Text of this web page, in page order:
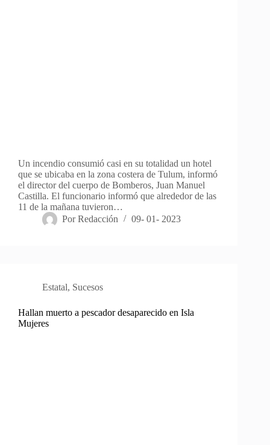
Un incendio consumió casi en su totalidad un hotel
que se ubicaba en la zona costera de Tulum, informó
el director del cuerpo de Bomberos, Juan Manuel
Castilla. El funcionario informó que alrededor de las
11 de la mañana tuvieron…
Por Redacción 09- 01- 2023
Estatal, Sucesos
Hallan muerto a pescador desaparecido en Isla
Mujeres